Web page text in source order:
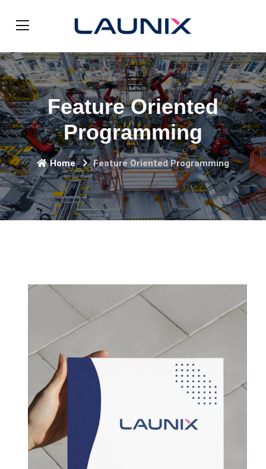
Feature Oriented
Programming
Home Feature Oriented Programming